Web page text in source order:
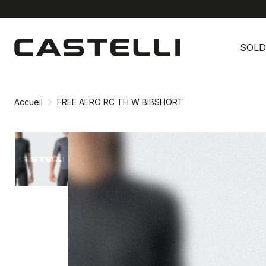
contenu
Accueil FREE AERO RC TH W BIBSHORT